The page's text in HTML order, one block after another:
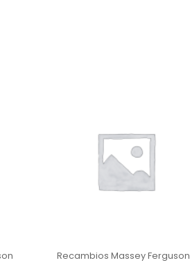
Recambios Massey Ferguson